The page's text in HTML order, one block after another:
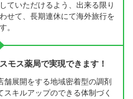
ていただけるよう、出来る限り
せて、長期連休にて海外旅行を
。
モス薬局で実現できます！
舗展開をする地域密着型の調剤
キルアップのできる体制づく